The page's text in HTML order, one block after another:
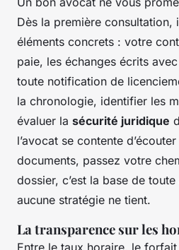
Dès la première consultation,
éléments concrets : votre
paie, les échanges écrits
toute notification de
la chronologie, identifier les
évaluer la sécurité juridique
l’avocat se contente
documents, passez votre
dossier, c’est la base de
aucune stratégie ne tient.
La transparence sur les
Entre le taux horaire, le